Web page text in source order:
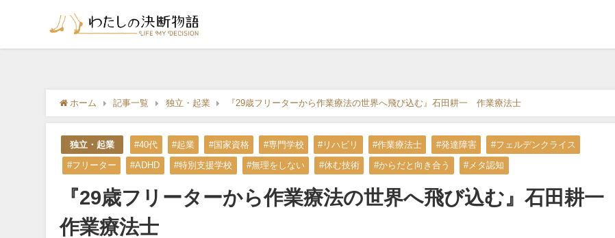
ホーム 記事一覧 独立・起業 『29歳フリーターから作業療法の世界へ飛び込む』石田耕一 作業療法士
独立・起業 #40代 #起業 #国家資格 #専門学校 #リハビリ #作業療法士 #発達障害 #フェルデンクライス
#フリーター #ADHD #特別支援学校 #無理をしない #休む技術 #からだと向き合う #メタ認知
『29歳フリーターから作業療法の世界へ飛び込む』石田耕一
作業療法士